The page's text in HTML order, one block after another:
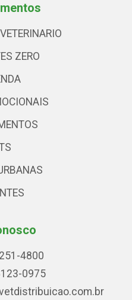
ZERO
4800
0975